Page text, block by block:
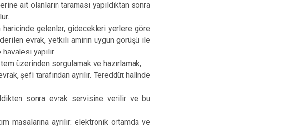
ait olanların taraması yapıldıktan sonra
gelenler, gidecekleri yerlere göre
evrak, yetkili amirin uygun görüşü ile
yapılır.
üzerinden sorgulamak ve hazırlamak,
şefi tarafından ayrılır. Tereddüt halinde
sonra evrak servisine verilir ve bu
masalarına ayrılır: elektronik ortamda ve